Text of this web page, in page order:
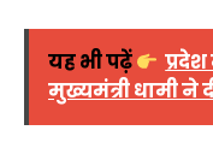
यह भी पढ़ें
मुख्यमंत्री धामी ने